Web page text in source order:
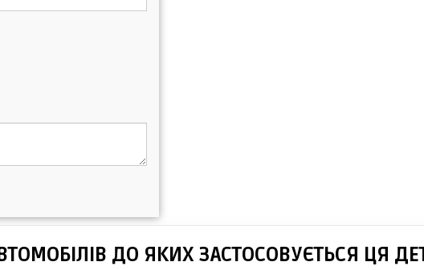
ДО ЯКИХ ЗАСТОСОВУЄТЬСЯ ЦЯ